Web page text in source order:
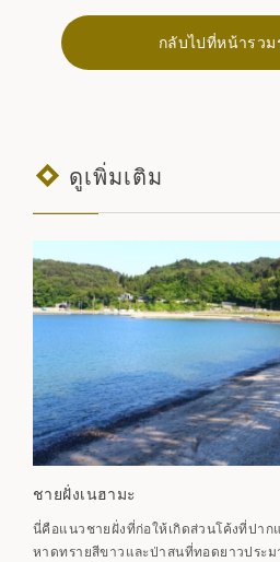
กลับไปที่หน้ารวม
ดูเพิ่มเติม
ชายฝั่งเนฮามะ
นี่คือแนวชายฝั่งที่ก่อให้เกิดส่วนโค้งที่ปาก
หาดทรายสีขาวและป่าสนที่ทอดยาวประ